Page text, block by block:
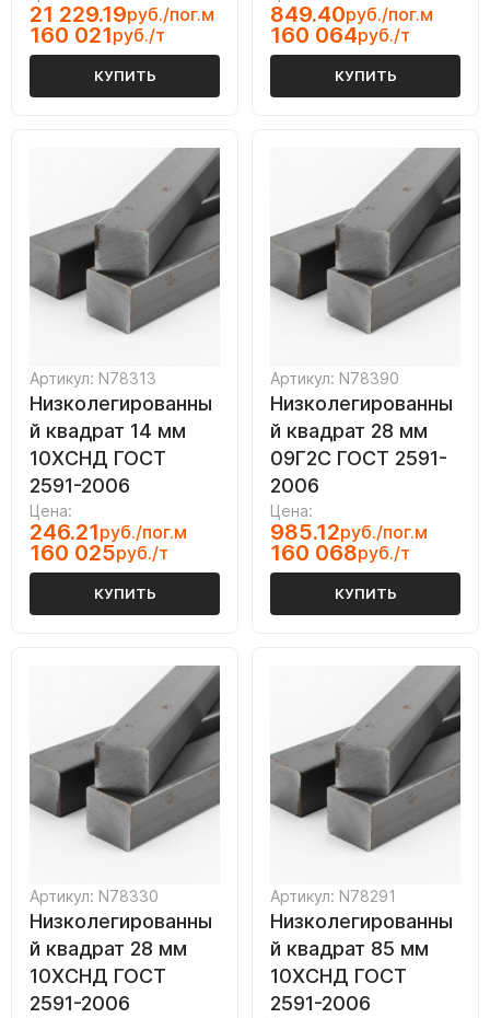
21 229.19руб./пог.м
160 021руб./т
КУПИТЬ
849.40руб./пог.м
160 064руб./т
КУПИТЬ
Артикул: N78313
Низколегированны
й квадрат 14 мм
10ХСНД ГОСТ
2591-2006
Цена:
246.21руб./пог.м
160 025руб./т
КУПИТЬ
Артикул: N78390
Низколегированны
й квадрат 28 мм
09Г2С ГОСТ 2591-
2006
Цена:
985.12руб./пог.м
160 068руб./т
КУПИТЬ
Артикул: N78330
Низколегированны
й квадрат 28 мм
10ХСНД ГОСТ
2591-2006
Артикул: N78291
Низколегированны
й квадрат 85 мм
10ХСНД ГОСТ
2591-2006